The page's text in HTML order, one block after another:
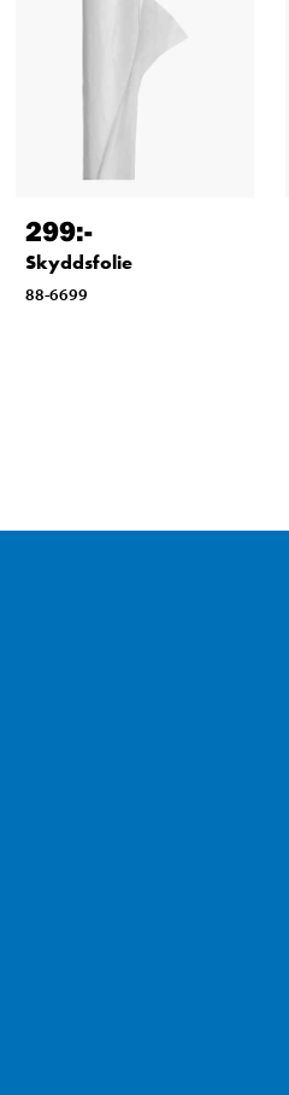
299:-
Skyddsfolie
88-6699